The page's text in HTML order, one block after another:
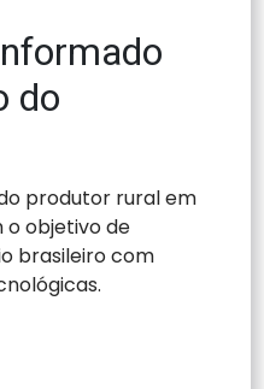
do
produtor rural em
o objetivo de
brasileiro com